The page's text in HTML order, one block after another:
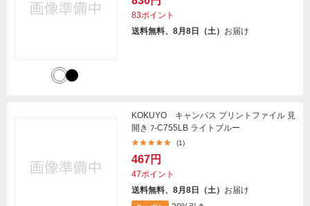
83ポイント
送料無料、8月8日（土） お届け
KOKUYO キャンパス プリントファイル 見
開き ﾌ-C755LB ライトブルー
(1)
467円
47ポイント
送料無料、8月8日（土） お届け